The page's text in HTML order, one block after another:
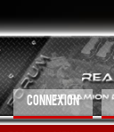
CONNEXION